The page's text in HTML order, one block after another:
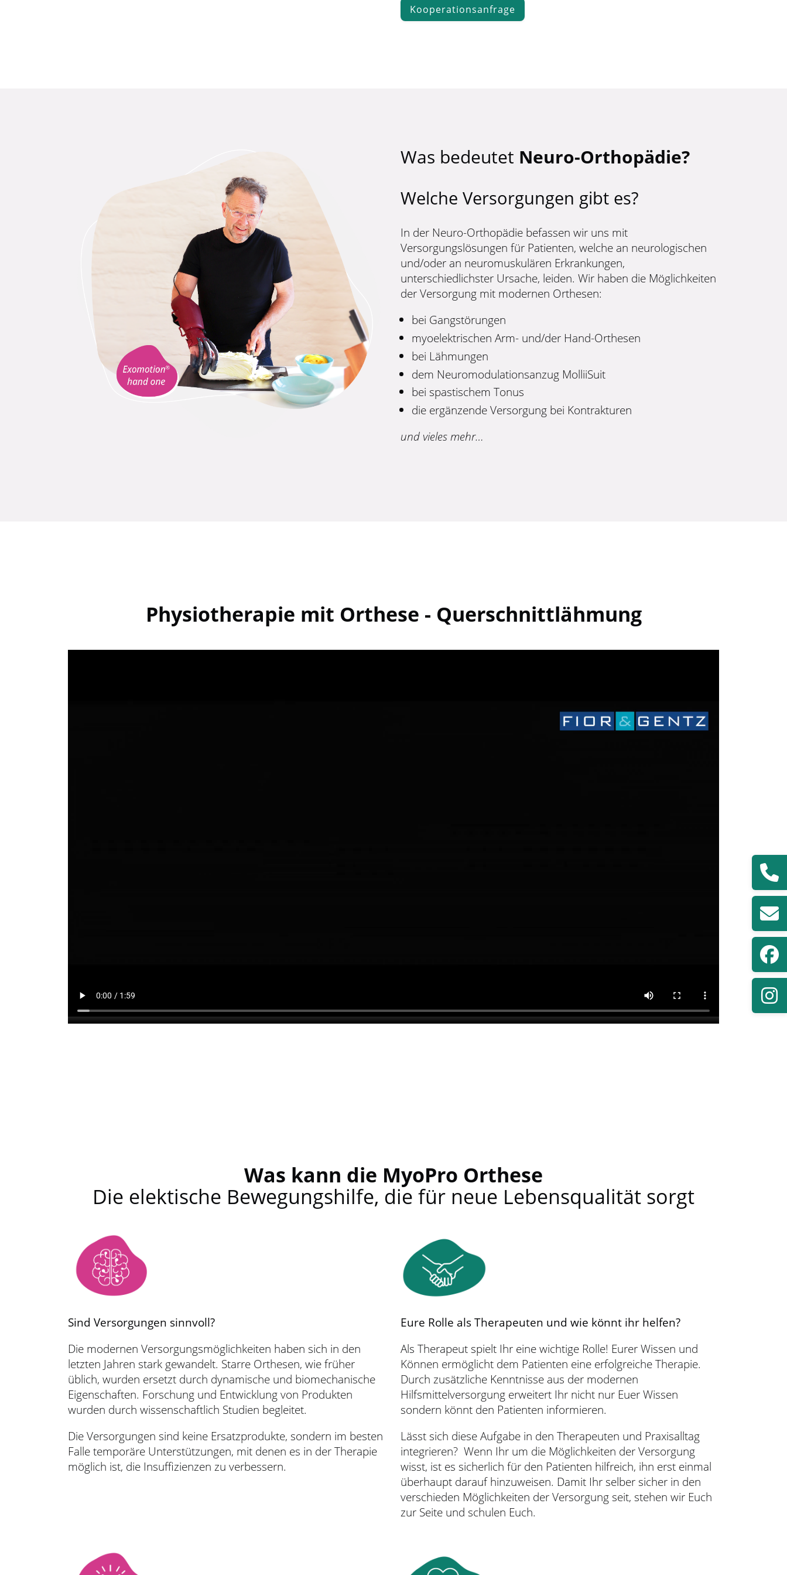
Kooperationsanfrage
Was bedeutet Neuro-Orthopädie?
Welche Versorgungen gibt es?
In der Neuro-Orthopädie befassen wir uns mit
Versorgungslösungen für Patienten, welche an neurologischen
und/oder an neuromuskulären Erkrankungen,
unterschiedlichster Ursache, leiden. Wir haben die Möglichkeiten
der Versorgung mit modernen Orthesen:
bei Gangstörungen
myoelektrischen Arm- und/der Hand-Orthesen
bei Lähmungen
dem Neuromodulationsanzug MolliiSuit
bei spastischem Tonus
die ergänzende Versorgung bei Kontrakturen
und vieles mehr…
Physiotherapie mit Orthese - Querschnittlähmung
Was kann die MyoPro Orthese
Die elektische Bewegungshilfe, die für neue Lebensqualität sorgt
Sind Versorgungen sinnvoll?
Die modernen Versorgungsmöglichkeiten haben sich in den
letzten Jahren stark gewandelt. Starre Orthesen, wie früher
üblich, wurden ersetzt durch dynamische und biomechanische
Eigenschaften. Forschung und Entwicklung von Produkten
wurden durch wissenschaftlich Studien begleitet.
Die Versorgungen sind keine Ersatzprodukte, sondern im besten
Falle temporäre Unterstützungen, mit denen es in der Therapie
möglich ist, die Insuffizienzen zu verbessern.
Eure Rolle als Therapeuten und wie könnt ihr helfen?
Als Therapeut spielt Ihr eine wichtige Rolle! Eurer Wissen und
Können ermöglicht dem Patienten eine erfolgreiche Therapie.
Durch zusätzliche Kenntnisse aus der modernen
Hilfsmittelversorgung erweitert Ihr nicht nur Euer Wissen
sondern könnt den Patienten informieren.
Lässt sich diese Aufgabe in den Therapeuten und Praxisalltag
integrieren? Wenn Ihr um die Möglichkeiten der Versorgung
wisst, ist es sicherlich für den Patienten hilfreich, ihn erst einmal
überhaupt darauf hinzuweisen. Damit Ihr selber sicher in den
verschieden Möglichkeiten der Versorgung seit, stehen wir Euch
zur Seite und schulen Euch.